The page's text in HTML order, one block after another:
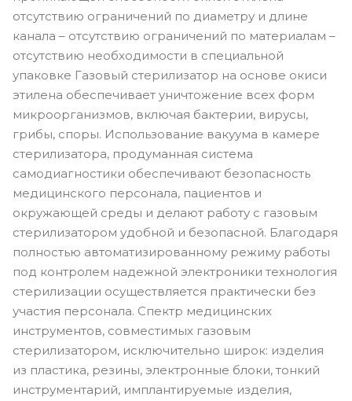
отсутствию ограничений по диаметру и длине
канала – отсутствию ограничений по материалам –
отсутствию необходимости в специальной
упаковке Газовый стерилизатор на основе окиси
этилена обеспечивает уничтожение всех форм
микроорганизмов, включая бактерии, вирусы,
грибы, споры. Использование вакуума в камере
стерилизатора, продуманная система
самодиагностики обеспечивают безопасность
медицинского персонала, пациентов и
окружающей среды и делают работу с газовым
стерилизатором удобной и безопасной. Благодаря
полностью автоматизированному режиму работы
под контролем надежной электроники технология
стерилизации осуществляется практически без
участия персонала. Спектр медицинских
инструментов, совместимых газовым
стерилизатором, исключительно широк: изделия
из пластика, резины, электронные блоки, тонкий
инструментарий, имплантируемые изделия,